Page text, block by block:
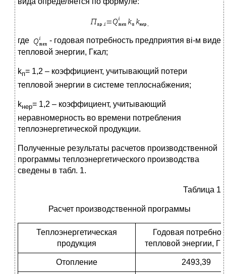
где
- годовая потребность предприятия вi-м виде
тепловой энергии, Гкал;
kп= 1,2 – коэффициент, учитывающий потери
тепловой энергии в системе теплоснабжения;
kнер= 1,2 – коэффициент, учитывающий
неравномерность во времени потребления
теплоэнергетической продукции.
Полученные результаты расчетов производственной
программы теплоэнергетического производства
сведены в табл. 1.
Таблица 1
Расчет производственной программы
Теплоэнергетическая
продукция
Годовая
тепловой энергии,
Отопление 2493,39